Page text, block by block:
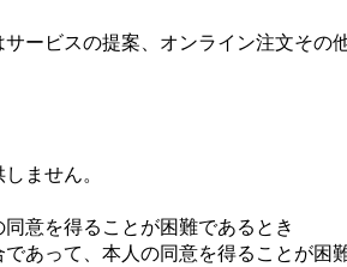
ービスの提案、オンライン注文その
ません。
意を得ることが困難であるとき
あって、本人の同意を得ることが困